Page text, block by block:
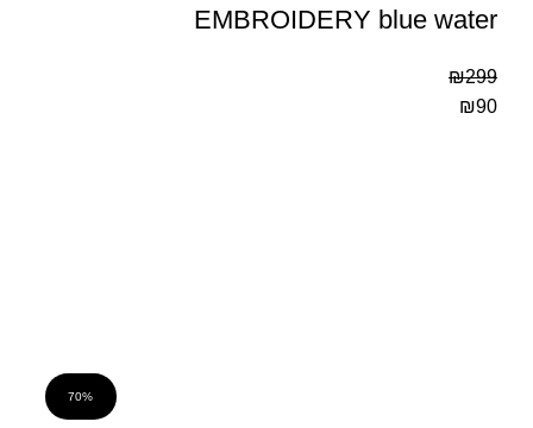
EMBROIDERY blue water
₪299
₪90
70%